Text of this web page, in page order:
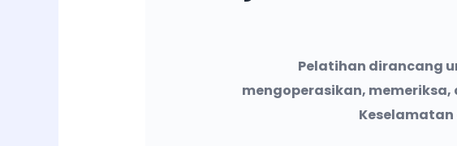
Pelatihan dirancang
mengoperasikan,
Keselamatan